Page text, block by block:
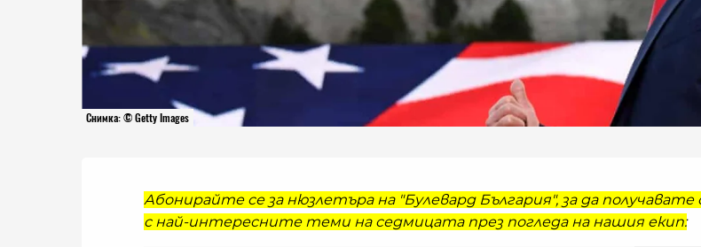
Снимка: © Getty Images
Абонирайте се за нюзлетъра на "Булевард България", за да получавате
с най-интересните теми на седмицата през погледа на нашия екип: